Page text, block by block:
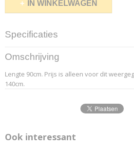
IN WINKELWAGEN
Specificaties
Productcode leverancier
6.1
Afmetingen (l,b,h)
90 x 140 x 0 cm
Omschrijving
Lengte 90cm. Prijs is alleen voor dit
140cm.
Ook interessant